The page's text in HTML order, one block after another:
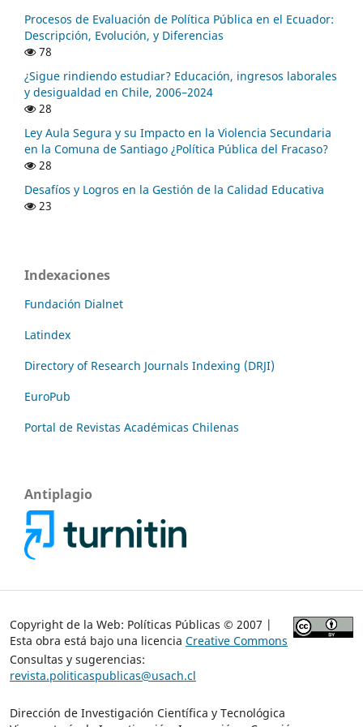
Procesos de Evaluación de Política Pública en el Ecuador:
Descripción, Evolución, y Diferencias
78
¿Sigue rindiendo estudiar? Educación, ingresos laborales
y desigualdad en Chile, 2006–2024
28
Ley Aula Segura y su Impacto en la Violencia Secundaria
en la Comuna de Santiago ¿Política Pública del Fracaso?
28
Desafíos y Logros en la Gestión de la Calidad Educativa
23
Indexaciones
Fundación Dialnet
Latindex
Directory of Research Journals Indexing (DRJI)
EuroPub
Portal de Revistas Académicas Chilenas
Antiplagio
Copyright de la Web: Políticas Públicas © 2007 |
Esta obra está bajo una licencia Creative Commons
Consultas y sugerencias:
revista.politicaspublicas@usach.cl
Dirección de Investigación Científica y Tecnológica